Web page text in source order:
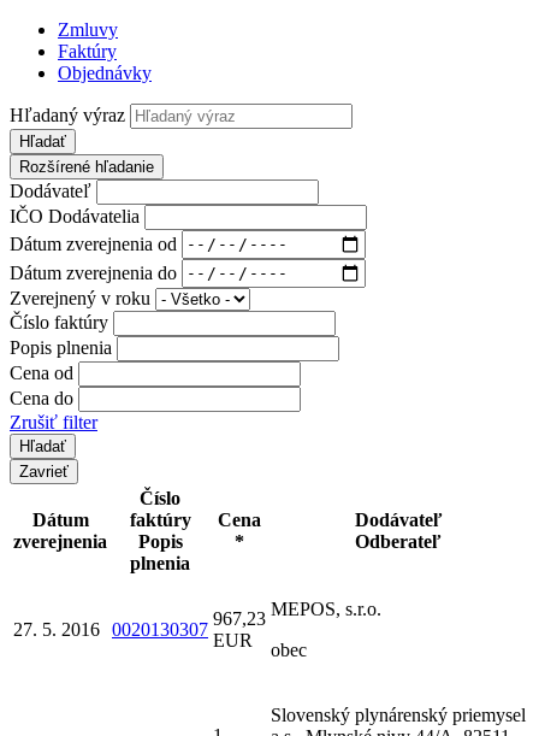
Zmluvy
Faktúry
Objednávky
Hľadaný výraz
Hľadať
Rozšírené hľadanie
Dodávateľ
IČO Dodávatelia
Dátum zverejnenia od
Dátum zverejnenia do
Zverejnený v roku
Číslo faktúry
Popis plnenia
Cena od
Cena do
Zrušiť filter
Zavrieť
Dátum
zverejnenia
Číslo
faktúry
Popis
plnenia
Cena
*
Dodávateľ
Odberateľ
27. 5. 2016 0020130307
967,23
EUR
MEPOS, s.r.o.
obec
Slovenský plynárenský priemysel